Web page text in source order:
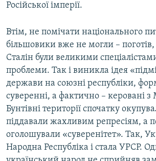
Російської імперії.
Втім, не помічати національного
більшовики вже не могли – поготів,
Сталін були великими спеціалістами
проблеми. Так і виникла ідея
держави на союзні республіки,
суверенні, а фактично – керовані
Бунтівні території спочатку
піддавали жахливим репресіям, а
оголошували «суверенітет». Так,
Народна Республіка і стала УРСР.